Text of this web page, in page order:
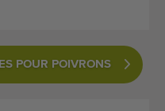
POUR POIVRONS